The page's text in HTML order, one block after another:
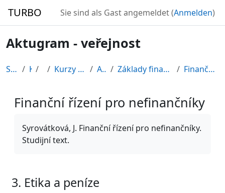
TURBO Sie sind als Gast angemeldet (Anmelden)
Aktugram - veřejnost
Startseite Kurse CDV Kurzy připravené v rámci ESF AKTUGRAM Základy finančních dovedností pro nefinančníky Finanční řízení pro nefinančníky
Finanční řízení pro nefinančníky
Syrovátková, J. Finanční řízení pro nefinančníky.
Studijní text.
3. Etika a peníze